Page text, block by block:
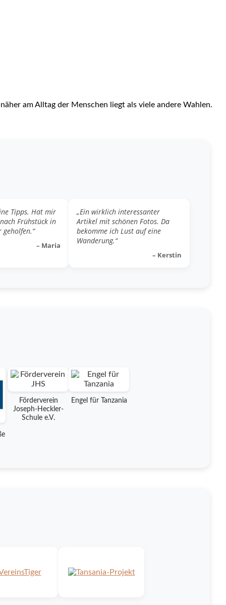
am Alltag der Menschen liegt als viele andere Wahlen.
Tipps. Hat mir
Frühstück in
geholfen.“
– Maria
„Ein wirklich interessanter
Artikel mit schönen Fotos. Da
bekomme ich Lust auf eine
Wanderung.“
– Kerstin
Förderverein
Joseph-Heckler-
Schule e.V.
Engel für Tanzania